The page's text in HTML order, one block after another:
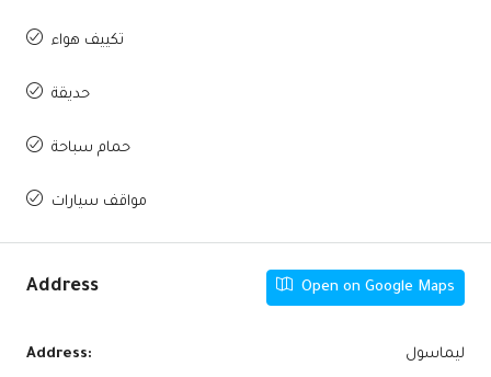
تكييف هواء
حديقة
حمام سباحة
مواقف سيارات
Address Open on Google Maps
Address: ليماسول